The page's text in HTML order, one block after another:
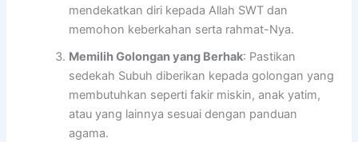
mendekatkan diri kepada Allah SWT dan
memohon keberkahan serta rahmat-Nya.
Memilih Golongan yang Berhak: Pastikan
sedekah Subuh diberikan kepada golongan yang
membutuhkan seperti fakir miskin, anak yatim,
atau yang lainnya sesuai dengan panduan
agama.